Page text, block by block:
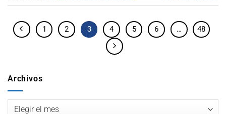
1 2 3 4 5 6 … 48
Archivos